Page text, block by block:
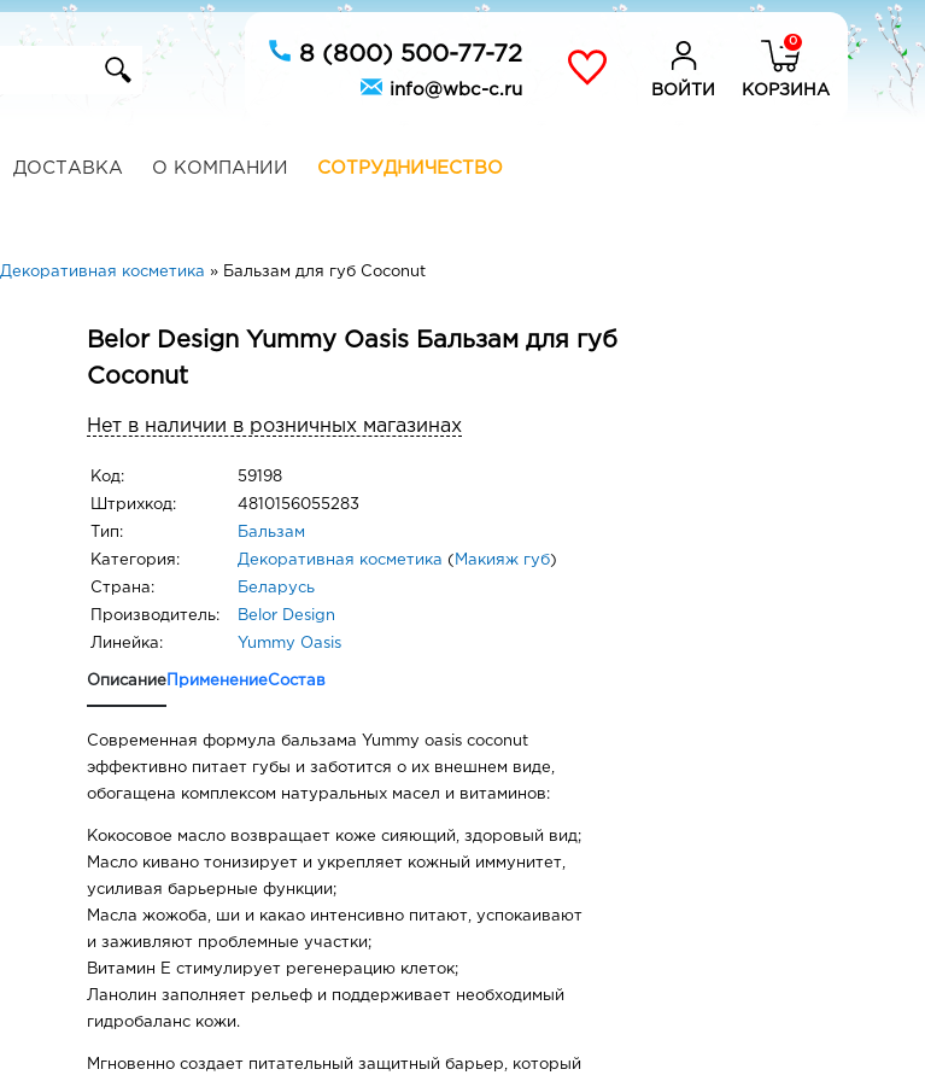
8 (800) 500-77-72
info@wbc-c.ru ВОЙТИ
0
КОРЗИНА
ДОСТАВКА О КОМПАНИИ СОТРУДНИЧЕСТВО
Декоративная косметика » Бальзам для губ Coconut
Belor Design Yummy Oasis Бальзам для губ
Coconut
Нет в наличии в розничных магазинах
Код: 59198
Штрихкод: 4810156055283
Тип: Бальзам
Категория: Декоративная косметика ( Макияж губ)
Страна: Беларусь
Производитель: Belor Design
Линейка: Yummy Oasis
Описание ПрименениеСостав
Современная формула бальзама Yummy oasis coconut
эффективно питает губы и заботится о их внешнем виде,
обогащена комплексом натуральных масел и витаминов:
Кокосовое масло возвращает коже сияющий, здоровый вид;
Масло кивано тонизирует и укрепляет кожный иммунитет,
усиливая барьерные функции;
Масла жожоба, ши и какао интенсивно питают, успокаивают
и заживляют проблемные участки;
Витамин Е стимулирует регенерацию клеток;
Ланолин заполняет рельеф и поддерживает необходимый
гидробаланс кожи.
Мгновенно создает питательный защитный барьер, который